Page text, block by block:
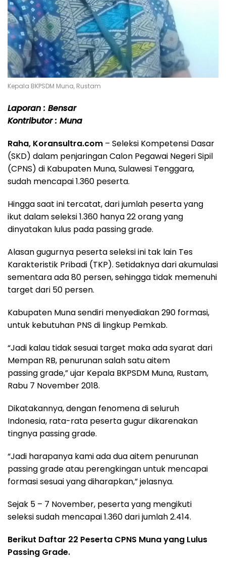
Kepala BKPSDM Muna, Rustam
Laporan : Bensar
Kontributor : Muna
Raha, Koransultra.com – Seleksi Kompetensi Dasar
(SKD) dalam penjaringan Calon Pegawai Negeri Sipil
(CPNS) di Kabupaten Muna, Sulawesi Tenggara,
sudah mencapai 1.360 peserta.
Hingga saat ini tercatat, dari jumlah peserta yang
ikut dalam seleksi 1.360 hanya 22 orang yang
dinyatakan lulus pada passing grade.
Alasan gugurnya peserta seleksi ini tak lain Tes
Karakteristik Pribadi (TKP). Setidaknya dari akumulasi
sementara ada 80 persen, sehingga tidak memenuhi
target dari 50 persen.
Kabupaten Muna sendiri menyediakan 290 formasi,
untuk kebutuhan PNS di lingkup Pemkab.
“Jadi kalau tidak sesuai target maka ada syarat dari
Mempan RB, penurunan salah satu aitem
passing grade,” ujar Kepala BKPSDM Muna, Rustam,
Rabu 7 November 2018.
Dikatakannya, dengan fenomena di seluruh
Indonesia, rata-rata peserta gugur dikarenakan
tingnya passing grade.
“Jadi harapanya kami ada dua aitem penurunan
passing grade atau perengkingan untuk mencapai
formasi sesuai yang diharapkan,” jelasnya.
Sejak 5 – 7 November, peserta yang mengikuti
seleksi sudah mencapai 1.360 dari jumlah 2.414.
Berikut Daftar 22 Peserta CPNS Muna yang Lulus
Passing Grade.